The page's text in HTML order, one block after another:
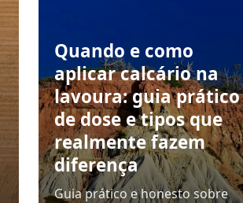
Quando e como
aplicar calcário na
lavoura: guia prático
de dose e tipos que
realmente fazem
diferença
Guia prático e honesto sobre